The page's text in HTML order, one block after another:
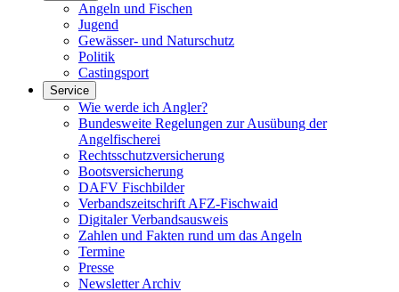
Angeln und Fischen
Jugend
Gewässer- und Naturschutz
Politik
Castingsport
Service
Wie werde ich Angler?
Bundesweite Regelungen zur Ausübung der
Angelfischerei
Rechtsschutzversicherung
Bootsversicherung
DAFV Fischbilder
Verbandszeitschrift AFZ-Fischwaid
Digitaler Verbandsausweis
Zahlen und Fakten rund um das Angeln
Termine
Presse
Newsletter Archiv